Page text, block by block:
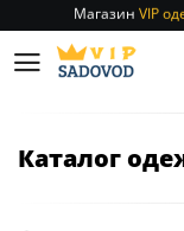
Магазин
Каталог